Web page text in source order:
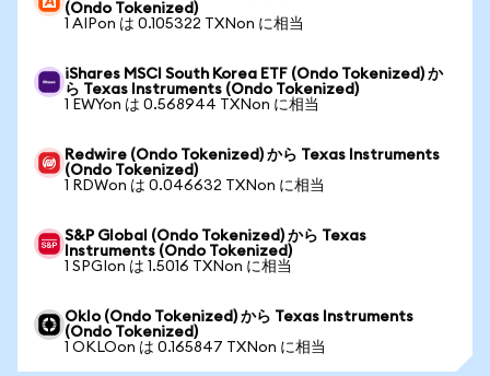
(Ondo Tokenized)
1 AIPon は 0.105322 TXNon に相当
iShares MSCI South Korea ETF (Ondo Tokenized) か
ら Texas Instruments (Ondo Tokenized)
1 EWYon は 0.568944 TXNon に相当
Redwire (Ondo Tokenized) から Texas Instruments
(Ondo Tokenized)
1 RDWon は 0.046632 TXNon に相当
S&P Global (Ondo Tokenized) から Texas
Instruments (Ondo Tokenized)
1 SPGIon は 1.5016 TXNon に相当
Oklo (Ondo Tokenized) から Texas Instruments
(Ondo Tokenized)
1 OKLOon は 0.165847 TXNon に相当